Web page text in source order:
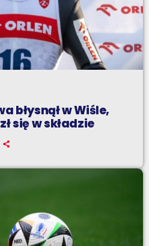
błysnął w Wiśle,
się w składzie